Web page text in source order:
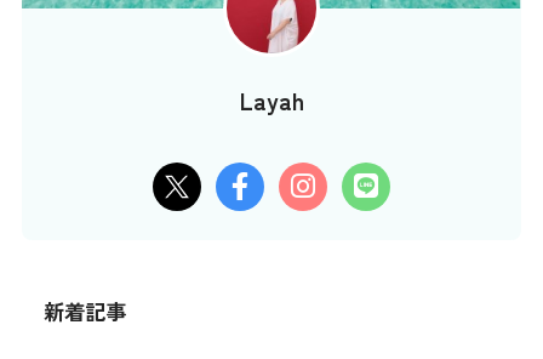
Layah
新着記事